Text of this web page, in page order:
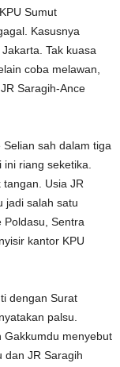
Sumut
Kasusnya
Tak kuasa
coba melawan,
Saragih-Ance
sah dalam tiga
riang seketika.
Usia JR
jadi salah satu
Poldasu, Sentra
kantor KPU
dengan Surat
palsu.
Gakkumdu menyebut
dan JR Saragih